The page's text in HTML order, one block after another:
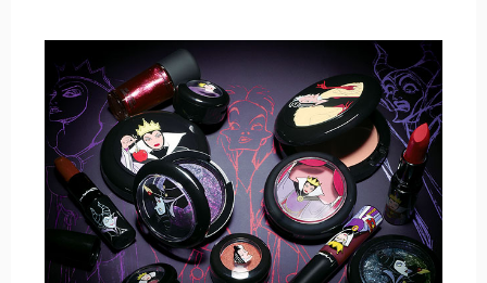
POST ANTERIOR
A POLÊMICA SEÇÃO O QUE
ELES PENSAM!
PRÓXIMO POST
COMO USAR: LENÇOS NO
PESCOÇO